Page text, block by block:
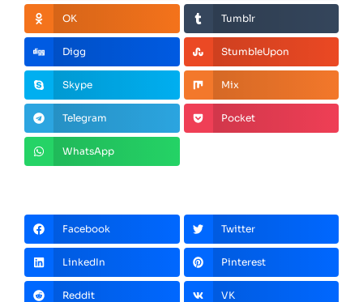
OK Tumblr
Digg StumbleUpon
Skype Mix
Telegram Pocket
WhatsApp
Facebook Twitter
LinkedIn Pinterest
Reddit VK